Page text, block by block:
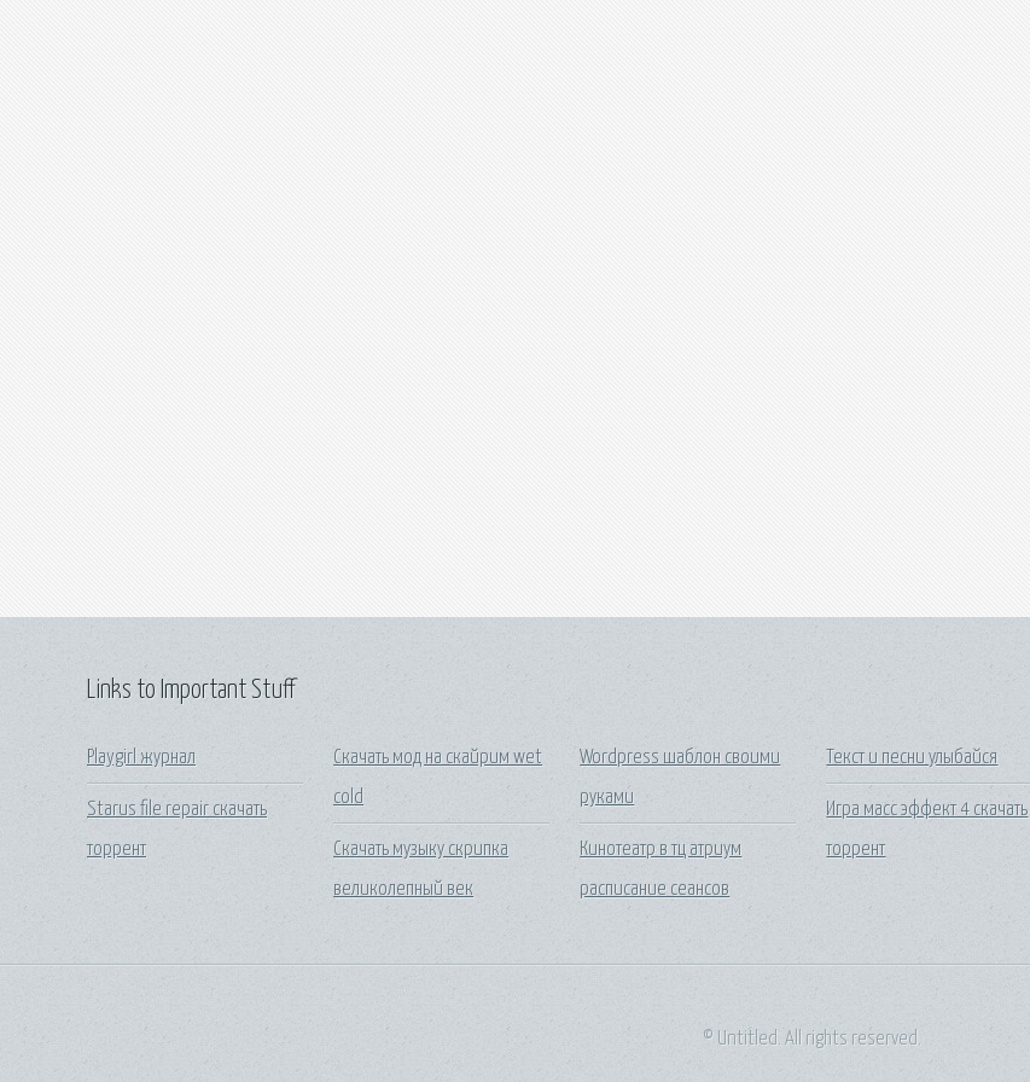
Links to Important Stuff
Playgirl журнал
Starus file repair скачать
торрент
Скачать мод на скайрим wet
cold
Скачать музыку скрипка
великолепный век
Wordpress шаблон своими
руками
Кинотеатр в тц атриум
расписание сеансов
Текст и песни улыбайся
Игра масс эффект 4 скачать
торрент
© Untitled. All rights reserved.